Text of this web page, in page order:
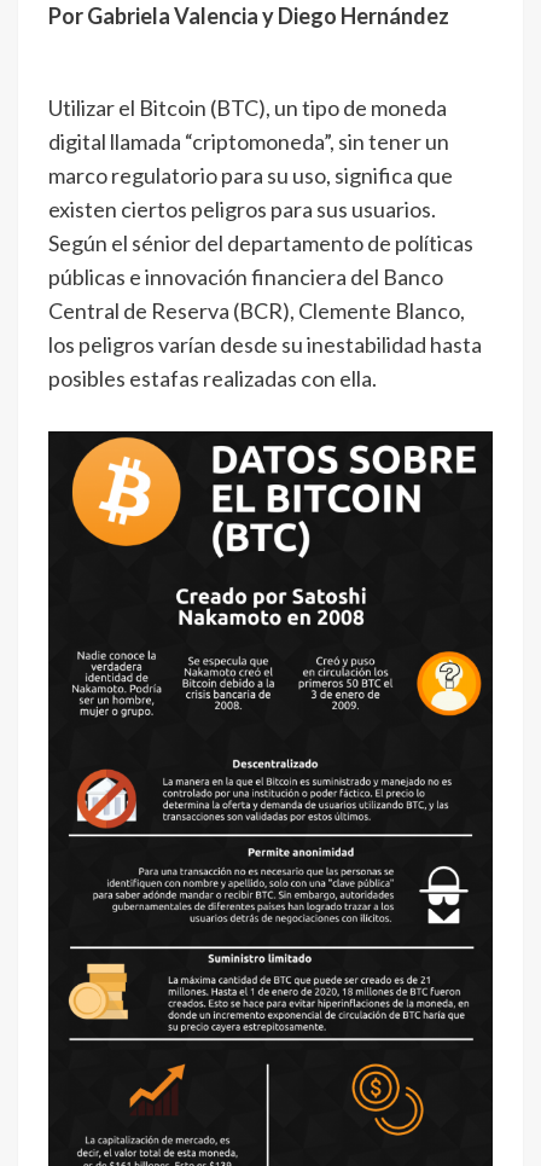
Por Gabriela Valencia y Diego Hernández
Utilizar el Bitcoin (BTC), un tipo de moneda
digital llamada “criptomoneda”, sin tener un
marco regulatorio para su uso, significa que
existen ciertos peligros para sus usuarios.
Según el sénior del departamento de políticas
públicas e innovación financiera del Banco
Central de Reserva (BCR), Clemente Blanco,
los peligros varían desde su inestabilidad hasta
posibles estafas realizadas con ella.